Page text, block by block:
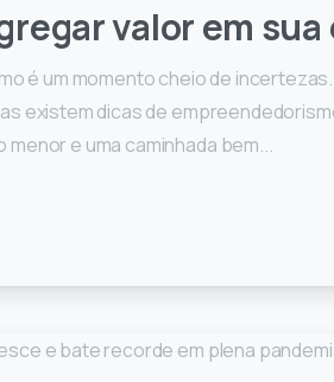
valor em
é um momento cheio de
existem dicas de
e uma caminhada bem...